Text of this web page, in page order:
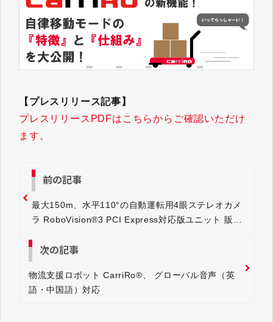
【プレスリリース記事】
プレスリリースPDFはこちらからご確認いただけ
ます。
前の記事
最大150m、水平110°の自動運転用4眼ステレオカメ
ラ RoboVision®3 PCI Express対応版ユニット 販売
次の記事
物流支援ロボット CarriRo®、 グローバル音声（英
語・中国語）対応